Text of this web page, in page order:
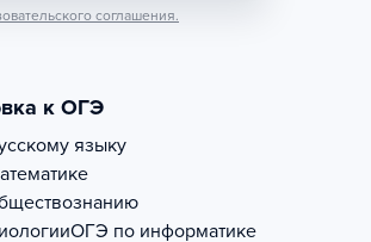
соглашения.
к ОГЭ
языку
ОГЭ по информатике